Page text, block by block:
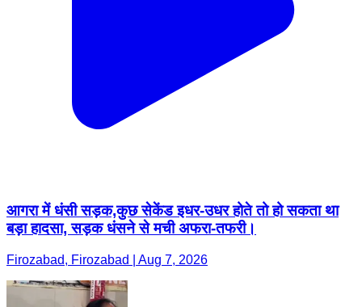
आगरा में धंसी सड़क,कुछ सेकेंड इधर-उधर होते तो हो सकता था
बड़ा हादसा, सड़क धंसने से मची अफरा-तफरी।
Firozabad, Firozabad | Aug 7, 2026